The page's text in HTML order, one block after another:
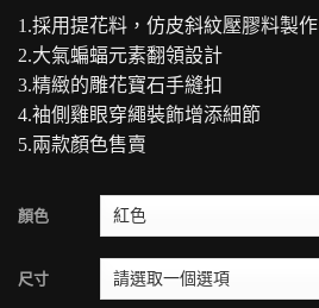
1.採用提花料，仿皮斜紋壓膠料製作
2.大氣蝙蝠元素翻領設計
3.精緻的雕花寶石手縫扣
4.袖側雞眼穿繩裝飾增添細節
5.兩款顏色售賣
顏色
尺寸